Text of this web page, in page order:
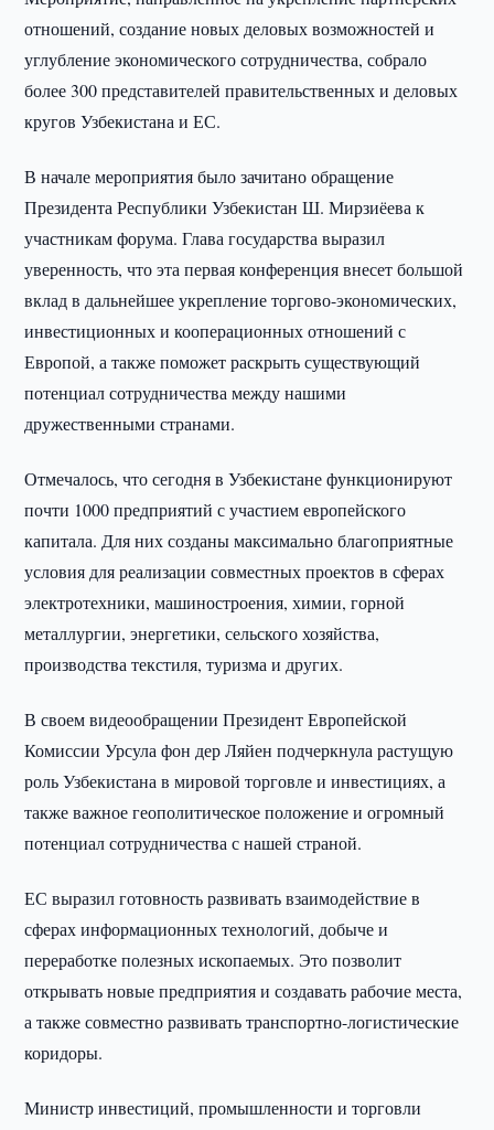
отношений, создание новых деловых возможностей и
углубление экономического сотрудничества, собрало
более 300 представителей правительственных и деловых
кругов Узбекистана и ЕС.
В начале мероприятия было зачитано обращение
Президента Республики Узбекистан Ш. Мирзиёева к
участникам форума. Глава государства выразил
уверенность, что эта первая конференция внесет большой
вклад в дальнейшее укрепление торгово-экономических,
инвестиционных и кооперационных отношений с
Европой, а также поможет раскрыть существующий
потенциал сотрудничества между нашими
дружественными странами.
Отмечалось, что сегодня в Узбекистане функционируют
почти 1000 предприятий с участием европейского
капитала. Для них созданы максимально благоприятные
условия для реализации совместных проектов в сферах
электротехники, машиностроения, химии, горной
металлургии, энергетики, сельского хозяйства,
производства текстиля, туризма и других.
В своем видеообращении Президент Европейской
Комиссии Урсула фон дер Ляйен подчеркнула растущую
роль Узбекистана в мировой торговле и инвестициях, а
также важное геополитическое положение и огромный
потенциал сотрудничества с нашей страной.
ЕС выразил готовность развивать взаимодействие в
сферах информационных технологий, добыче и
переработке полезных ископаемых. Это позволит
открывать новые предприятия и создавать рабочие места,
а также совместно развивать транспортно-логистические
коридоры.
Министр инвестиций, промышленности и торговли